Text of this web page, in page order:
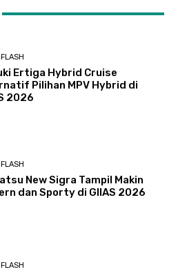
Ertiga Hybrid Cruise
Pilihan MPV Hybrid di
2026
New Sigra Tampil Makin
dan Sporty di GIIAS 2026